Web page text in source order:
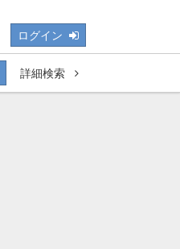
ログイン
詳細検索